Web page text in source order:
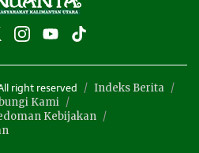
right reserved
Indeks Berita
Kami
Kebijakan